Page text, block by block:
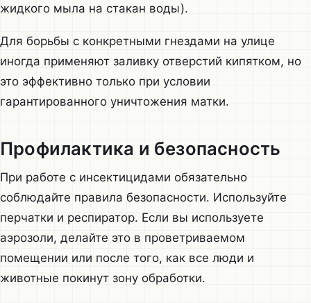
жидкого мыла на стакан воды).
Для борьбы с конкретными гнездами на улице
иногда применяют заливку отверстий кипятком, но
это эффективно только при условии
гарантированного уничтожения матки.
Профилактика и безопасность
При работе с инсектицидами обязательно
соблюдайте правила безопасности. Используйте
перчатки и респиратор. Если вы используете
аэрозоли, делайте это в проветриваемом
помещении или после того, как все люди и
животные покинут зону обработки.